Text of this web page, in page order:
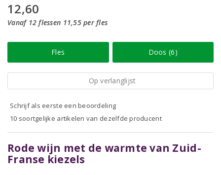
12,60
Vanaf 12 flessen 11,55 per fles
Fles Doos (6)
Op verlanglijst
Schrijf als eerste een beoordeling
10 soortgelijke artikelen van dezelfde producent
Rode wijn met de warmte van Zuid-
Franse kiezels